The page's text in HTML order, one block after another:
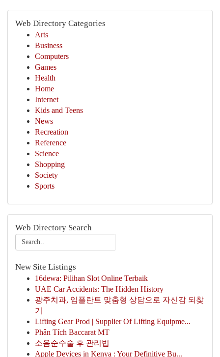
Web Directory Categories
Arts
Business
Computers
Games
Health
Home
Internet
Kids and Teens
News
Recreation
Reference
Science
Shopping
Society
Sports
Web Directory Search
New Site Listings
16dewa: Pilihan Slot Online Terbaik
UAE Car Accidents: The Hidden History
광주치과, 임플란트 맞춤형 상담으로 자신감 되찾
기
Lifting Gear Prod | Supplier Of Lifting Equipme...
Phân Tích Baccarat MT
소음순수술 후 관리법
Apple Devices in Kenya : Your Definitive Bu...